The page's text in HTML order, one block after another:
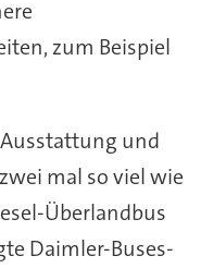
zum Beispiel
und
mal so viel wie
Überlandbus
Daimler-Buses-